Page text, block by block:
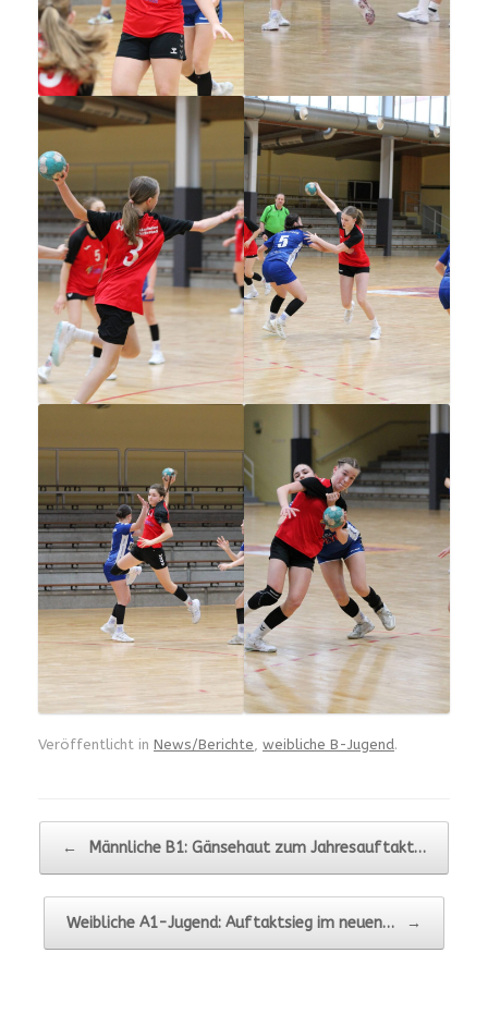
Veröffentlicht in News/Berichte, weibliche B-Jugend.
← Männliche B1: Gänsehaut zum Jahresauftakt…
Weibliche A1-Jugend: Auftaktsieg im neuen… →